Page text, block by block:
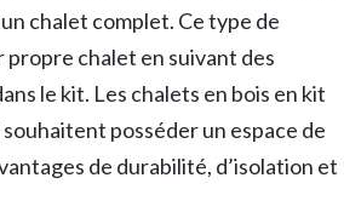
chalet complet. Ce type de
chalet en suivant des
le kit. Les chalets en bois en kit
posséder un espace de
de durabilité, d’isolation et